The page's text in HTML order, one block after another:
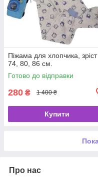
Піжама для хлопчика, зріст
74, 80, 86 см.
Готово до відправки
280 ₴ 1 400 ₴
Купити
Про нас